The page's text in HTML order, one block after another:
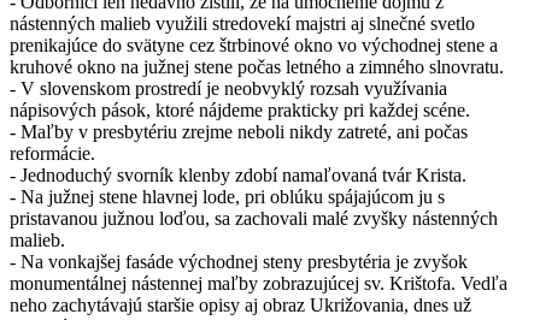
nástenných malieb využili stredovekí majstri aj slnečné svetlo
prenikajúce do svätyne cez štrbinové okno vo východnej stene a
kruhové okno na južnej stene počas letného a zimného slnovratu.
- V slovenskom prostredí je neobvyklý rozsah využívania
nápisových pások, ktoré nájdeme prakticky pri každej scéne.
- Maľby v presbytériu zrejme neboli nikdy zatreté, ani počas
reformácie.
- Jednoduchý svorník klenby zdobí namaľovaná tvár Krista.
- Na južnej stene hlavnej lode, pri oblúku spájajúcom ju s
pristavanou južnou loďou, sa zachovali malé zvyšky nástenných
malieb.
- Na vonkajšej fasáde východnej steny presbytéria je zvyšok
monumentálnej nástennej maľby zobrazujúcej sv. Krištofa. Vedľa
neho zachytávajú staršie opisy aj obraz Ukrižovania, dnes už